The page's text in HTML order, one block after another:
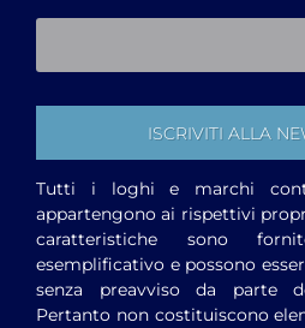
Tutti i loghi e marchi
appartengono ai rispettivi
caratteristiche sono
esemplificativo e possono
senza preavviso da parte
Pertanto non costituiscono